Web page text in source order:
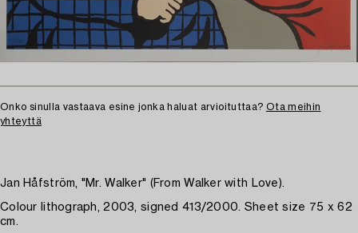
Onko sinulla vastaava esine jonka haluat arvioituttaa? Ota meihin
yhteyttä
Jan Håfström, "Mr. Walker" (From Walker with Love).
Colour lithograph, 2003, signed 413/2000. Sheet size 75 x 62
cm.